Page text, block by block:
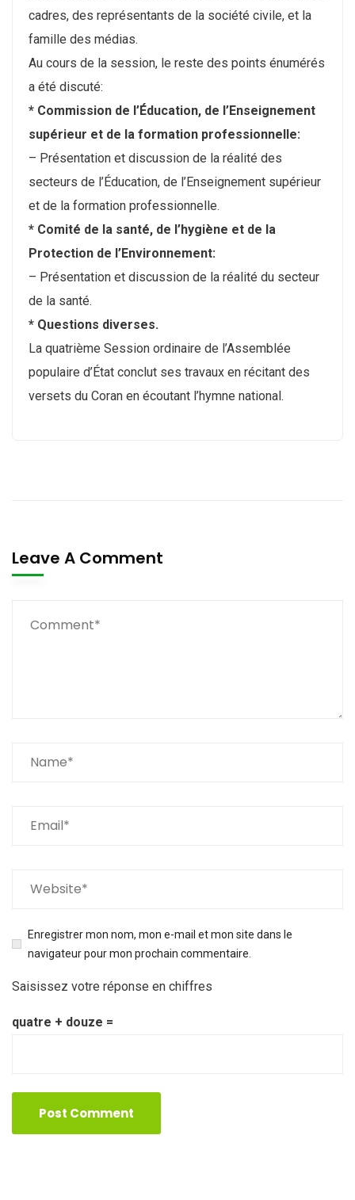
cadres, des représentants de la société civile, et la
famille des médias.
Au cours de la session, le reste des points énumérés
a été discuté:
* Commission de l’Éducation, de l’Enseignement
supérieur et de la formation professionnelle:
– Présentation et discussion de la réalité des
secteurs de l’Éducation, de l’Enseignement supérieur
et de la formation professionnelle.
* Comité de la santé, de l’hygiène et de la
Protection de l’Environnement:
– Présentation et discussion de la réalité du secteur
de la santé.
* Questions diverses.
La quatrième Session ordinaire de l’Assemblée
populaire d’État conclut ses travaux en récitant des
versets du Coran en écoutant l’hymne national.
Leave A Comment
Enregistrer mon nom, mon e-mail et mon site dans le
navigateur pour mon prochain commentaire.
Saisissez votre réponse en chiffres
quatre + douze =